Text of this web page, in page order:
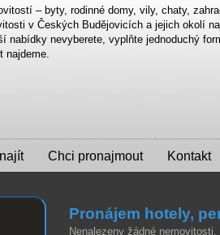
Chci pronajmout Kontakt
– byty, rodinné domy, vily, chaty,
v Českých Budějovicích a jejich okolí
nabídky nevyberete, vyplňte jednoduchý
najdeme.
Pronájem hotely,
Nenalezeny žádné nemovitosti.